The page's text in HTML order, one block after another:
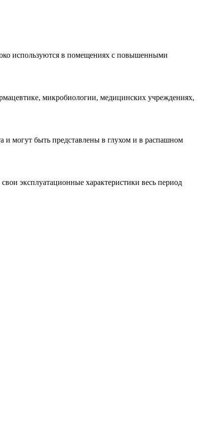
используются в помещениях с повышенными
микробиологии, медицинских учреждениях,
могут быть представлены в глухом и в распашном
эксплуатационные характеристики весь период